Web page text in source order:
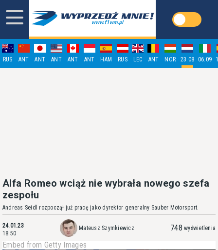
RUS ANT ANT ANT ANT ANT HAM RUS LEC ANT NOR 23.08 06.09
Alfa Romeo wciąż nie wybrała nowego szefa
zespołu
Andreas Seidl rozpoczął już pracę jako dyrektor generalny Sauber Motorsport.
24.01.23
18:50
Mateusz Szymkiewicz 748 wyświetlenia
Embed from Getty Images